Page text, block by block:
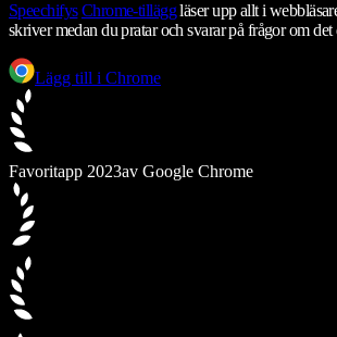
Speechifys Chrome-tilläggläser upp allt i
skriver medan du pratar och svarar på frågor om det
Lägg till i Chrome
Favoritapp 2023av Google Chrome